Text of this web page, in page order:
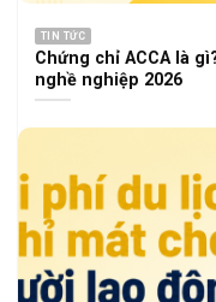
TIN TỨC
Chứng chỉ ACCA là
nghề nghiệp 2026